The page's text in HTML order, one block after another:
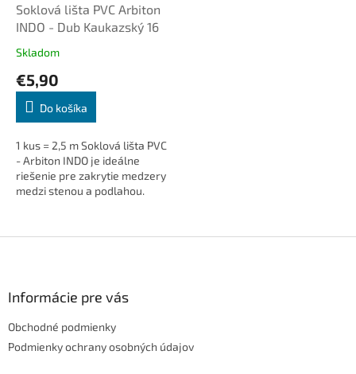
Soklová lišta PVC Arbiton
INDO - Dub Kaukazský 16
Skladom
€5,90
Do košíka
1 kus = 2,5 m Soklová lišta PVC
- Arbiton INDO je ideálne
riešenie pre zakrytie medzery
medzi stenou a podlahou.
káble...
Informácie pre vás
Obchodné podmienky
Podmienky ochrany osobných údajov